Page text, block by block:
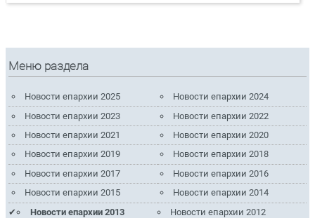
Меню раздела
Новости епархии 2025
Новости епархии 2024
Новости епархии 2023
Новости епархии 2022
Новости епархии 2021
Новости епархии 2020
Новости епархии 2019
Новости епархии 2018
Новости епархии 2017
Новости епархии 2016
Новости епархии 2015
Новости епархии 2014
Новости епархии 2013
Новости епархии 2012